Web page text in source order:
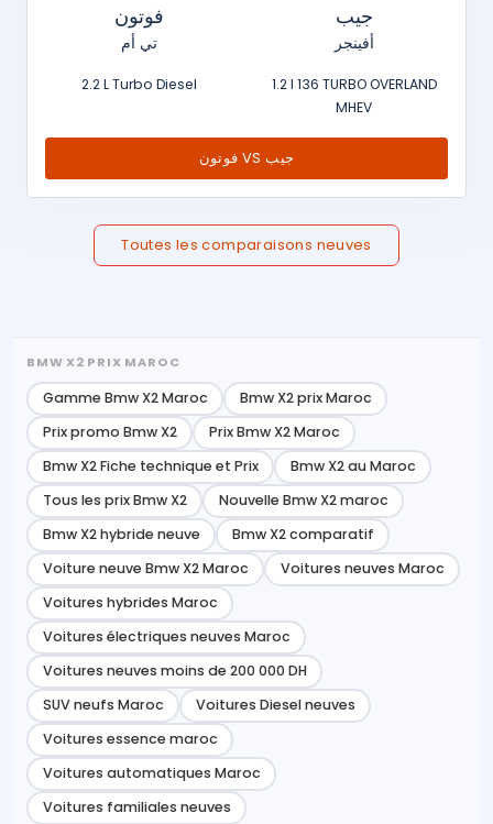
فوتون
تي أم
2.2 L Turbo Diesel
جيب
أفينجر
1.2 l 136 TURBO OVERLAND
MHEV
فوتون VS جيب
Toutes les comparaisons neuves
BMW X2 PRIX MAROC
Gamme Bmw X2 Maroc
Bmw X2 prix Maroc
Prix promo Bmw X2
Prix Bmw X2 Maroc
Bmw X2 Fiche technique et Prix
Bmw X2 au Maroc
Tous les prix Bmw X2
Nouvelle Bmw X2 maroc
Bmw X2 hybride neuve
Bmw X2 comparatif
Voiture neuve Bmw X2 Maroc
Voitures neuves Maroc
Voitures hybrides Maroc
Voitures électriques neuves Maroc
Voitures neuves moins de 200 000 DH
SUV neufs Maroc
Voitures Diesel neuves
Voitures essence maroc
Voitures automatiques Maroc
Voitures familiales neuves